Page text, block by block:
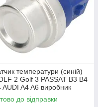
температури (синій)
2 Golf 3 PASSAT B3 B4
AUDI A4 A6 виробник
Німеччина
до відправки